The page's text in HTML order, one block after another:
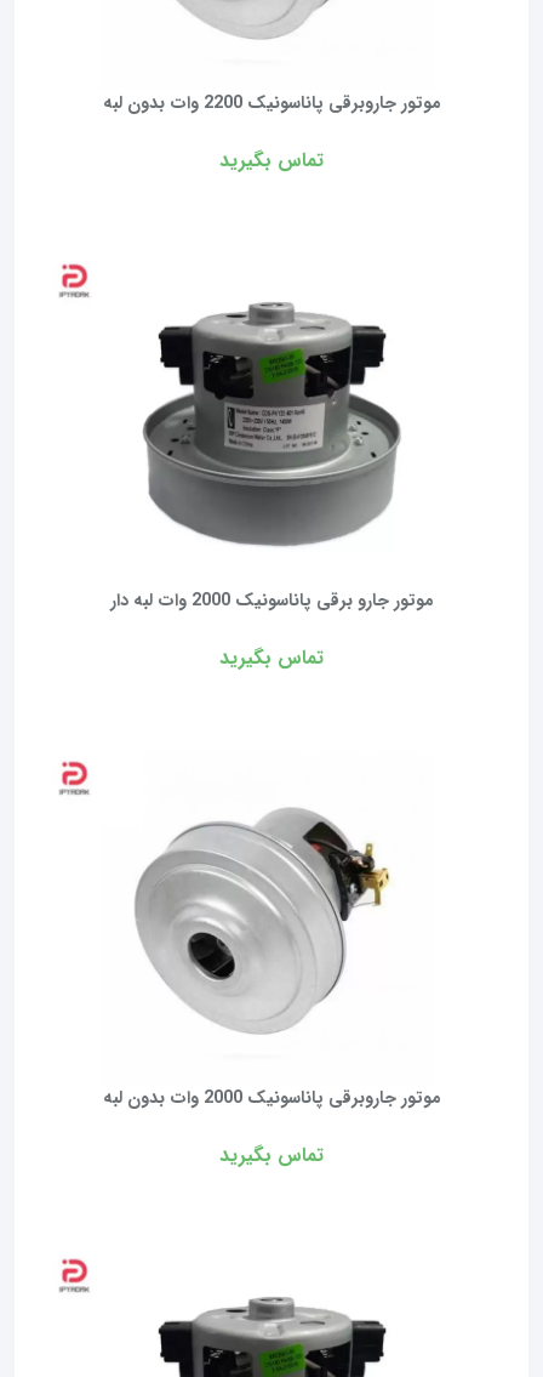
موتور جاروبرقی پاناسونیک 2200 وات بدون لبه
تماس بگیرید
موتور جارو برقی پاناسونیک 2000 وات لبه دار
تماس بگیرید
موتور جاروبرقی پاناسونیک 2000 وات بدون لبه
تماس بگیرید